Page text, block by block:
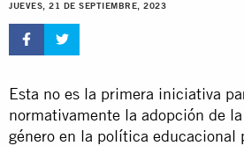
JUEVES, 21 DE SEPTIEMBRE, 2023
Esta no es la primera iniciativa
normativamente la adopción de
género en la política educacional